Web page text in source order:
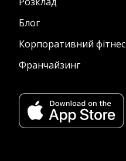
Блог
Корпоративний фітнес
Франчайзинг